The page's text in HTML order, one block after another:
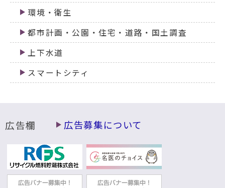
環境・衛生
都市計画・公園・住宅・道路・国土調査
上下水道
スマートシティ
広告欄 広告募集について